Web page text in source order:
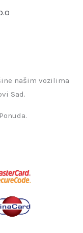
našim vozilima
Sad.